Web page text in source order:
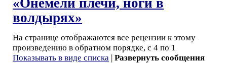
«Онемели плечи, ноги в
волдырях»
На странице отображаются все рецензии к этому
произведению в обратном порядке, с 4 по 1
Показывать в виде списка | Развернуть сообщения